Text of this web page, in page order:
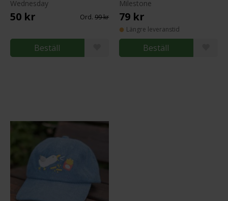
Wednesday
50 kr Ord. 99 kr
Beställ
Milestone
79 kr
Längre leveranstid
Beställ